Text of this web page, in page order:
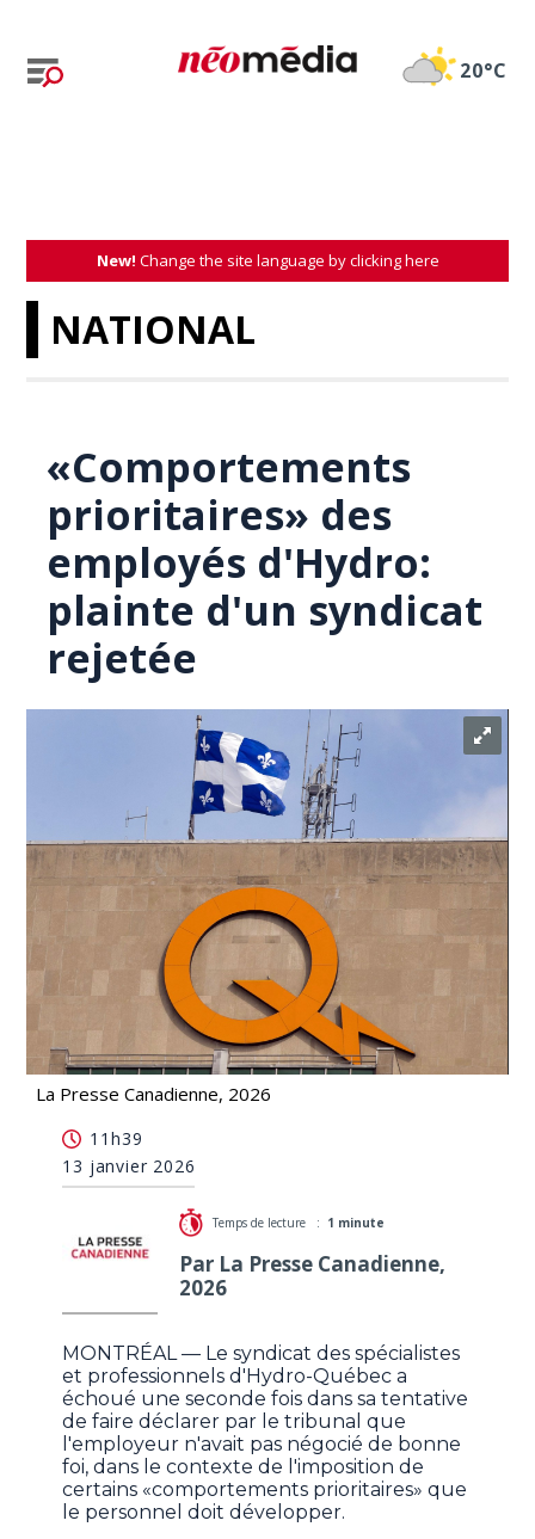
20°C
New! Change the site language by clicking here
NATIONAL
«Comportements
prioritaires» des
employés d'Hydro:
plainte d'un syndicat
rejetée
La Presse Canadienne, 2026
d'Hydro: plainte d'un syndicat rejetée
11h39
13 janvier 2026
Temps de lecture : 1 minute
Par La Presse Canadienne,
2026
MONTRÉAL — Le syndicat des spécialistes
et professionnels d'Hydro-Québec a
échoué une seconde fois dans sa tentative
de faire déclarer par le tribunal que
l'employeur n'avait pas négocié de bonne
foi, dans le contexte de l'imposition de
certains «comportements prioritaires» que
le personnel doit développer.